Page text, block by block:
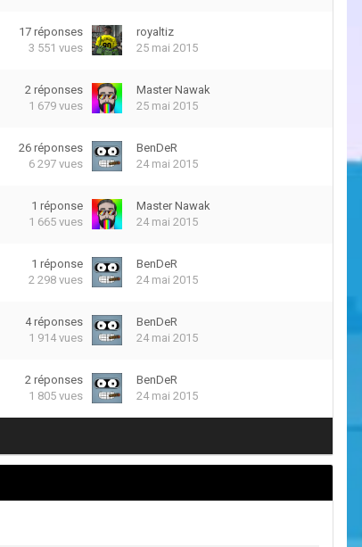
17 réponses
3 551 vues
royaltiz
25 mai 2015
2 réponses
1 679 vues
Master Nawak
25 mai 2015
26 réponses
6 297 vues
BenDeR
24 mai 2015
1 réponse
1 665 vues
Master Nawak
24 mai 2015
1 réponse
2 298 vues
BenDeR
24 mai 2015
4 réponses
1 914 vues
BenDeR
24 mai 2015
2 réponses
1 805 vues
BenDeR
24 mai 2015